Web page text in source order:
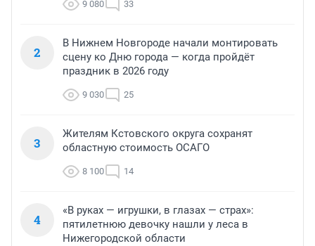
9 080 33
2
В Нижнем Новгороде начали монтировать
сцену ко Дню города — когда пройдёт
праздник в 2026 году
9 030 25
3
Жителям Кстовского округа сохранят
областную стоимость ОСАГО
8 100 14
4
«В руках — игрушки, в глазах — страх»:
пятилетнюю девочку нашли у леса в
Нижегородской области